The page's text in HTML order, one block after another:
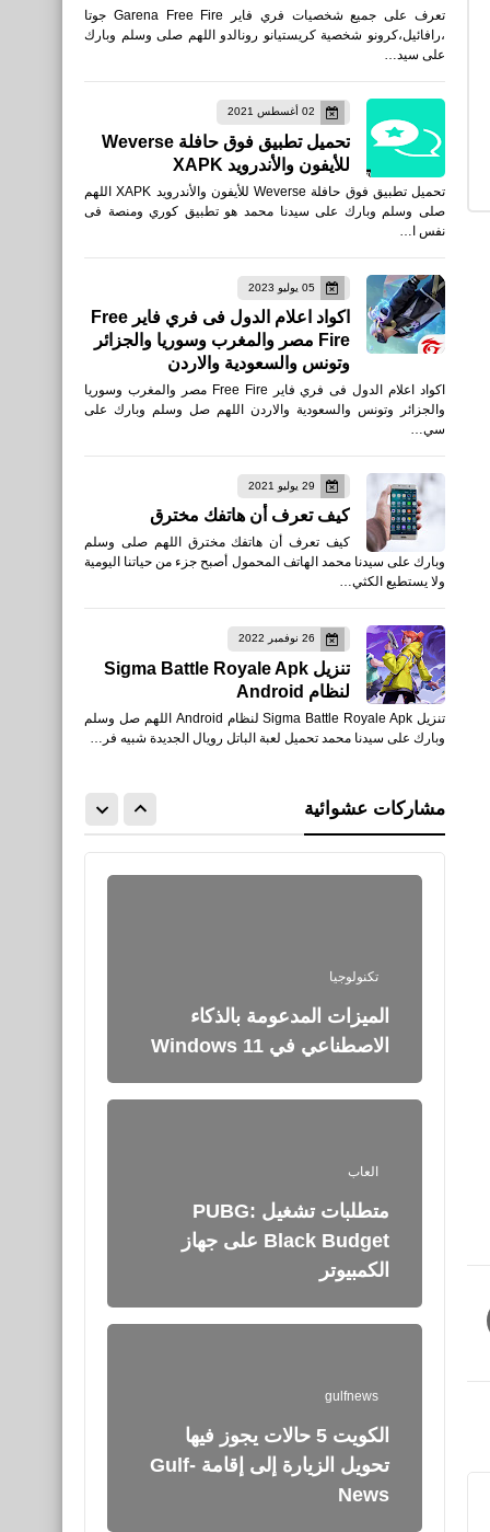
تعرف على جميع شخصيات فري فاير Garena Free Fire جوتا
،رافائيل،كرونو شخصية كريستيانو رونالدو اللهم صلى وسلم وبارك
على سيد…
02 أغسطس 2021
تحميل تطبيق فوق حافلة Weverse
للأيفون والأندرويد XAPK
تحميل تطبيق فوق حافلة Weverse للأيفون والأندرويد XAPK اللهم
صلى وسلم وبارك على سيدنا محمد هو تطبيق كوري ومنصة فى
نفس ا…
05 يوليو 2023
اكواد اعلام الدول فى فري فاير Free
Fire مصر والمغرب وسوريا والجزائر
وتونس والسعودية والاردن
اكواد اعلام الدول فى فري فاير Free Fire مصر والمغرب وسوريا
والجزائر وتونس والسعودية والاردن اللهم صل وسلم وبارك على
سي…
29 يوليو 2021
كيف تعرف أن هاتفك مخترق
كيف تعرف أن هاتفك مخترق اللهم صلى وسلم
وبارك على سيدنا محمد الهاتف المحمول أصبح جزء من حياتنا اليومية
ولا يستطيع الكثي…
26 نوفمبر 2022
تنزيل Sigma Battle Royale Apk
لنظام Android
تنزيل Sigma Battle Royale Apk لنظام Android اللهم صل وسلم
وبارك على سيدنا محمد تحميل لعبة الباتل رويال الجديدة شبيه فر…
مشاركات عشوائية
متطلبات تشغيل PUBG:
Black Budget على جهاز
الكمبيوتر
gulfnews
الكويت 5 حالات يجوز فيها
تحويل الزيارة إلى إقامة Gulf-
News
برامج كمبيوتر
كيفية نقل الويندوز بالكامل من
هارد HDD لهارد SSD كما هو
بدون فقد أي ملفات
اخبار
ليوم الجمعة الأسود 2025 لعبة
Battlefield 6
تكنولوجيا
الميزات المدعومة بالذكاء
الاصطناعي في Windows 11
العاب
متطلبات تشغيل PUBG:
Black Budget على جهاز
الكمبيوتر
gulfnews
الكويت 5 حالات يجوز فيها
تحويل الزيارة إلى إقامة Gulf-
News